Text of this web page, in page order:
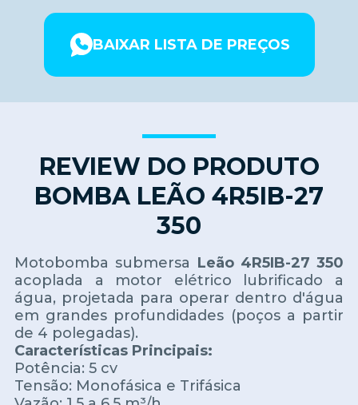
BAIXAR LISTA DE PREÇOS
REVIEW DO PRODUTO
BOMBA LEÃO 4R5IB-27
350
Motobomba submersa Leão 4R5IB-27 350
acoplada a motor elétrico lubrificado a
água, projetada para operar dentro d'água
em grandes profundidades (poços a partir
de 4 polegadas).
Características Principais:
Potência: 5 cv
Tensão: Monofásica e Trifásica